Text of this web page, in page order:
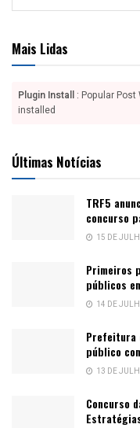
Mais Lidas
Plugin Install : Popular
installed
Últimas Notícias
TRF5
concurso
15 DE
Primeiros
públicos
14 DE
Prefeitura
público
13 DE
Concurso